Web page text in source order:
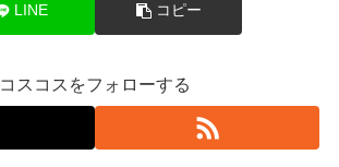
LINE コピー
コスコスをフォローする